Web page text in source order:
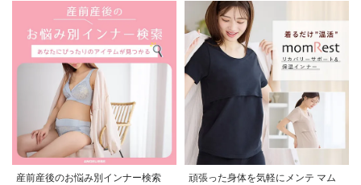
産前産後のお悩み別インナー検索
頑張った身体を気軽にメンテ マム